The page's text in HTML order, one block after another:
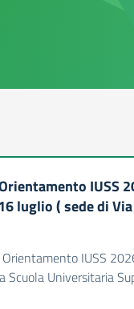
IUSS
luglio ( sede di
IUSS
Scuola Universitaria